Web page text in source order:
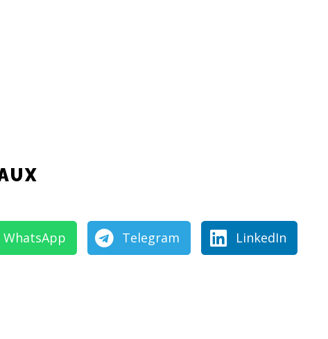
WhatsApp Telegram LinkedIn